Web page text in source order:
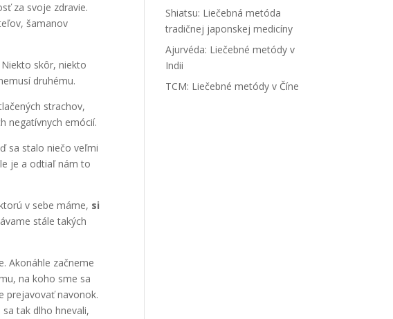
za svoje zdravie.
šamanov
skôr, niekto
druhému.
strachov,
negatívnych emócií.
sa stalo niečo veľmi
je a odtiaľ nám to
v sebe máme, si
stále takých
Akonáhle začneme
na koho sme sa
prejavovať navonok.
tak dlho hnevali,
Shiatsu: Liečebná metóda
tradičnej japonskej medicíny
Ajurvéda: Liečebné metódy v
Indii
TCM: Liečebné metódy v Číne